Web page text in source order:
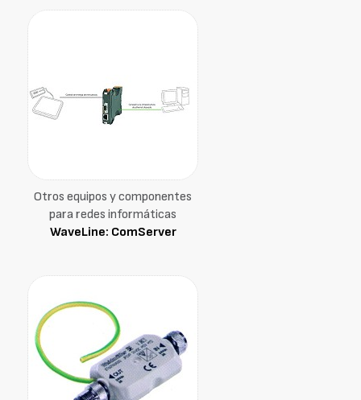
Otros equipos y componentes
para redes informáticas
WaveLine: ComServer